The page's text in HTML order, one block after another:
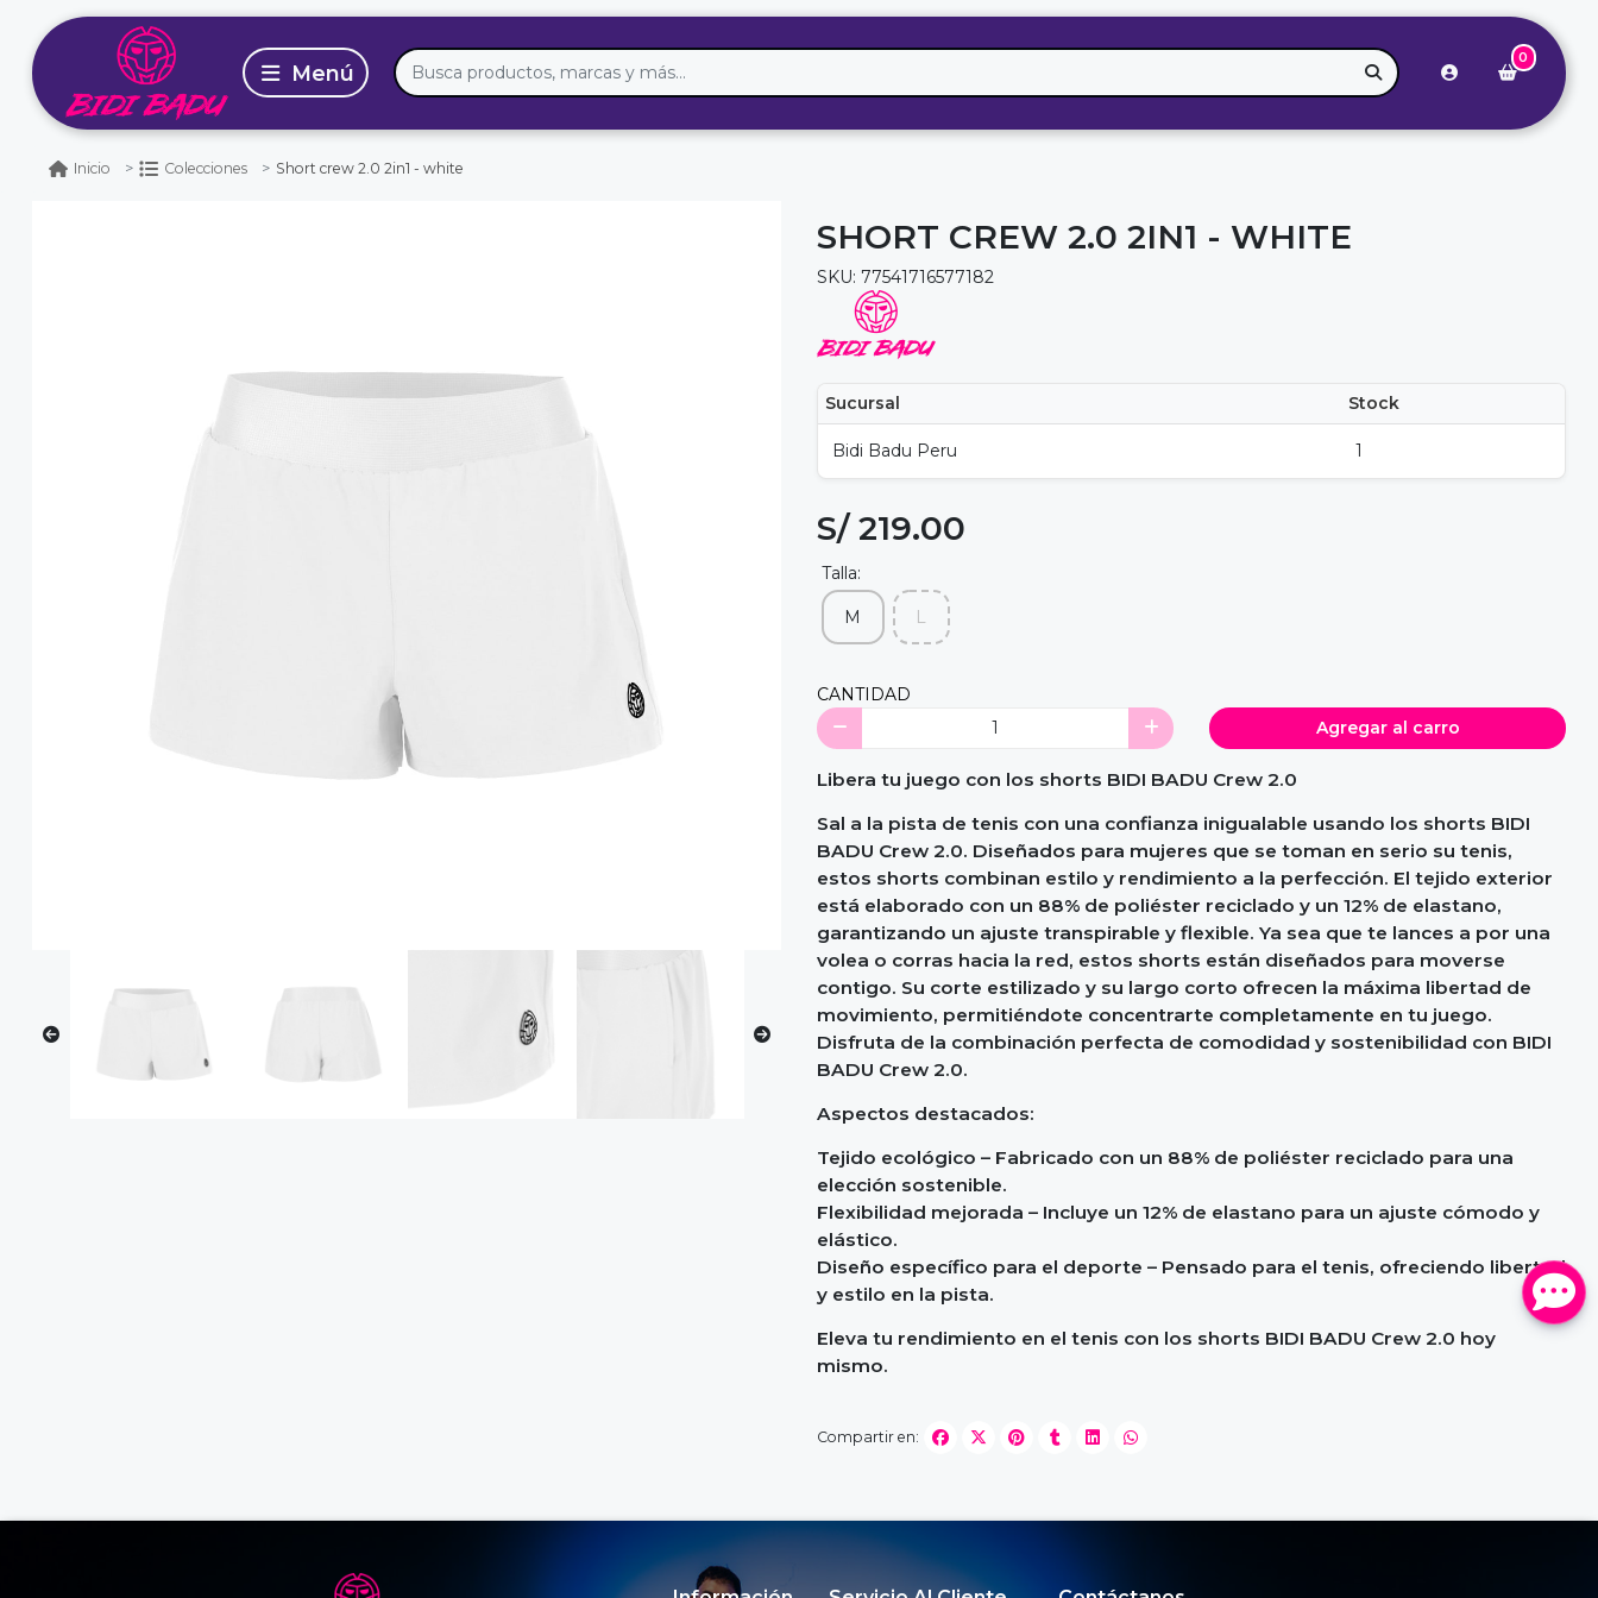
0
Inicio Colecciones Short crew 2.0 2in1 - white
SHORT CREW 2.0 2IN1 - WHITE
SKU: 77541716577182
Sucursal Stock
Bidi Badu Peru 1
S/ 219.00
Talla:
M L
CANTIDAD
Agregar al carro
Libera tu juego con los shorts BIDI BADU Crew 2.0
Sal a la pista de tenis con una confianza inigualable usando los shorts BIDI
BADU Crew 2.0. Diseñados para mujeres que se toman en serio su tenis,
estos shorts combinan estilo y rendimiento a la perfección. El tejido exterior
está elaborado con un 88% de poliéster reciclado y un 12% de elastano,
garantizando un ajuste transpirable y flexible. Ya sea que te lances a por una
volea o corras hacia la red, estos shorts están diseñados para moverse
contigo. Su corte estilizado y su largo corto ofrecen la máxima libertad de
movimiento, permitiéndote concentrarte completamente en tu juego.
Disfruta de la combinación perfecta de comodidad y sostenibilidad con BIDI
BADU Crew 2.0.
Aspectos destacados:
Tejido ecológico – Fabricado con un 88% de poliéster reciclado para una
elección sostenible.
Flexibilidad mejorada – Incluye un 12% de elastano para un ajuste cómodo y
elástico.
Diseño específico para el deporte – Pensado para el tenis, ofreciendo libertad
y estilo en la pista.
Eleva tu rendimiento en el tenis con los shorts BIDI BADU Crew 2.0 hoy
mismo.
Compartir en: